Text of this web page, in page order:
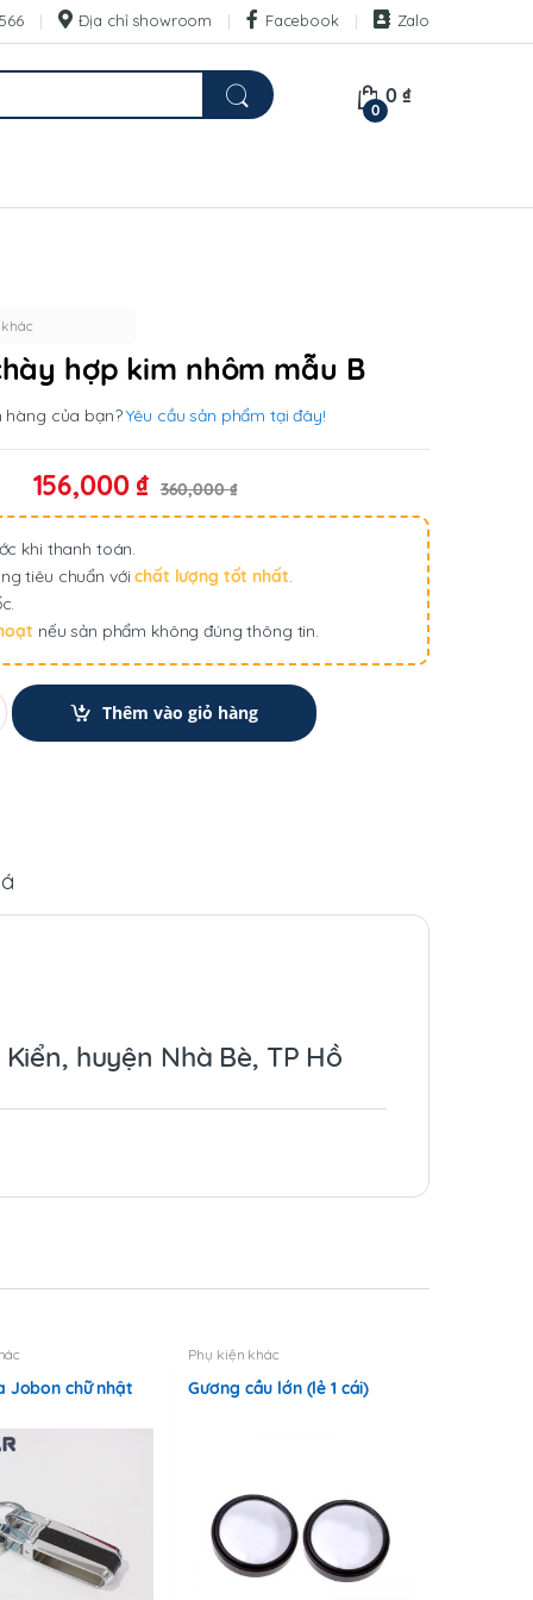
Địa chỉ showroom Facebook Zalo
0
0₫
hợp kim nhôm mẫu B
hàng của bạn?Yêu cầu sản phẩm tại đây!
156,000 ₫ 360,000₫
khi thanh toán.
tiêu chuẩn vớichất lượng tốt nhất.
nếu sản phẩm không đúng thông tin.
Thêm vào giỏ hàng
huyện Nhà Bè, TP Hồ
Jobon chữ nhật
Phụ kiện khác
Gương cầu lớn (lẻ 1 cái)